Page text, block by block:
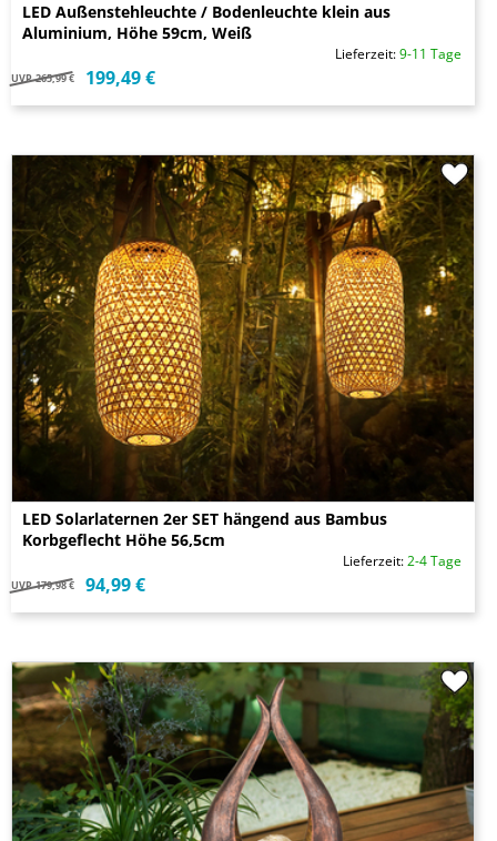
LED Außenstehleuchte / Bodenleuchte klein aus
Aluminium, Höhe 59cm, Weiß
Lieferzeit:9-11 Tage
UVP 265,99 € 199,49 €
LED Solarlaternen 2er SET hängend aus Bambus
Korbgeflecht Höhe 56,5cm
Lieferzeit:2-4 Tage
UVP 179,98 € 94,99 €